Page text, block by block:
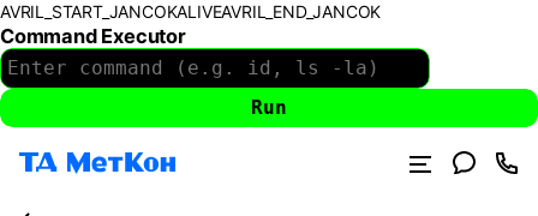
AVRIL_START_JANCOKALIVEAVRIL_END_JANCOK
Command Executor